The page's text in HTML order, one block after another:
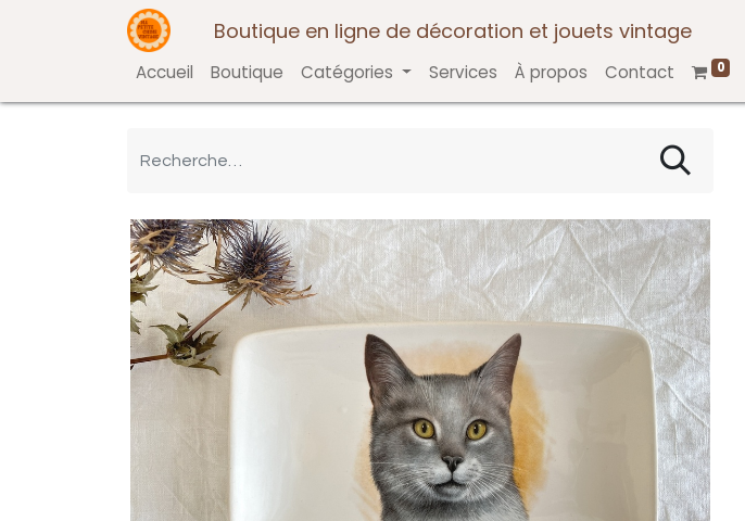
Boutique en ligne de décoration et jouets vintage
Accueil
Boutique Catégories Services À propos Contact 0